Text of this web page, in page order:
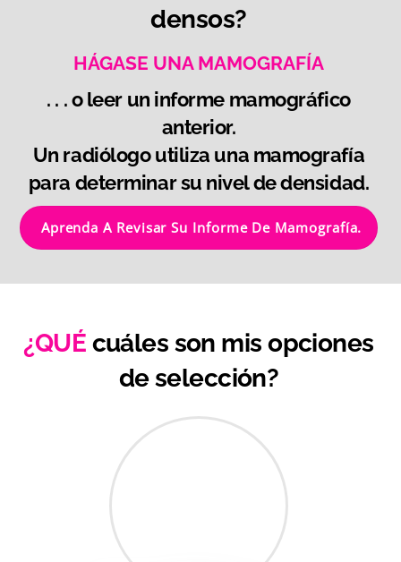
densos?
HÁGASE UNA MAMOGRAFÍA
. . . o leer un informe mamográfico
anterior.
Un radiólogo utiliza una mamografía
para determinar su nivel de densidad.
Aprenda A Revisar Su Informe De Mamografía.
¿QUÉ cuáles son mis opciones
de selección?